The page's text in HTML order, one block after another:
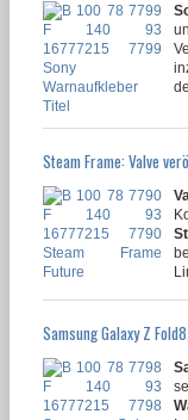
Steam Frame: Valve
Samsung Galaxy Z